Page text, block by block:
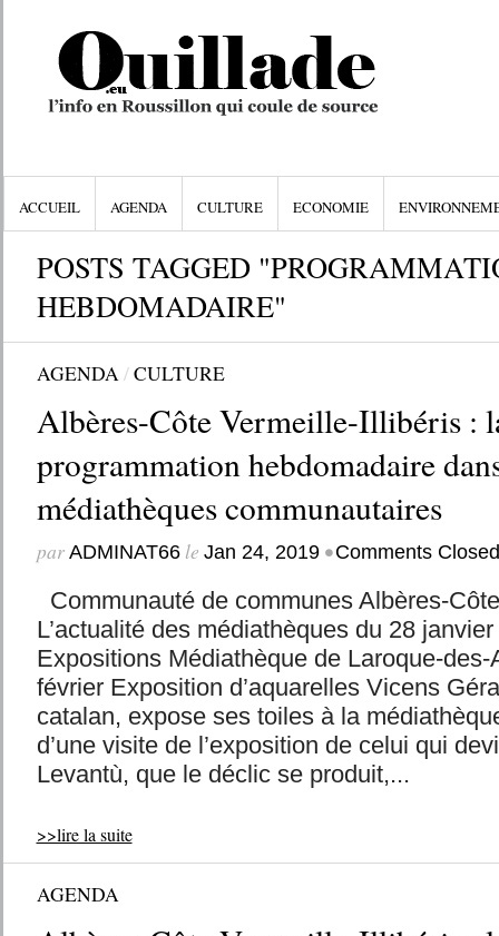
ACCUEIL AGENDA CULTURE ECONOMIE
POSTS TAGGED
HEBDOMADAIRE"
AGENDA/CULTURE
Albères-Côte Vermeille-Illibéris :
programmation hebdomadaire
médiathèques communautaires
par ADMINAT66le Jan 24, 2019 •Comments Closed
Communauté de communes Albères-
L’actualité des médiathèques du 28
Expositions Médiathèque de Laroque-des-
février Exposition d’aquarelles Vicens
catalan, expose ses toiles à la
d’une visite de l’exposition de celui qui
Levantù, que le déclic se produit,...
>>lire la suite
AGENDA